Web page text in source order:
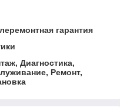
гарантия
Диагностика,
Ремонт,